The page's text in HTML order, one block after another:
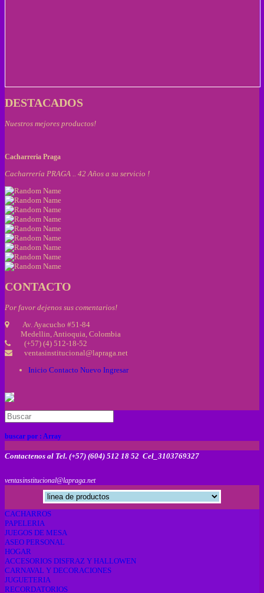
DESTACADOS
Nuestros mejores productos!
Cacharreria Praga
Cacharrería PRAGA .. 42 Años a su servicio !
CONTACTO
Por favor dejenos sus comentarios!
Av. Ayacucho #51-84
Medellin, Antioquia, Colombia
(+57) (4) 512-18-52
ventasinstitucional@lapraga.net
Inicio Contacto Nuevo Ingresar
buscar por : Array
Contactenos al Tel. (+57) (604) 512 18 52 Cel_3103769327
ventasinstitucional@lapraga.net
CACHARROS
PAPELERIA
JUEGOS DE MESA
ASEO PERSONAL
HOGAR
ACCESORIOS DISFRAZ Y HALLOWEN
CARNAVAL Y DECORACIONES
JUGUETERIA
RECORDATORIOS